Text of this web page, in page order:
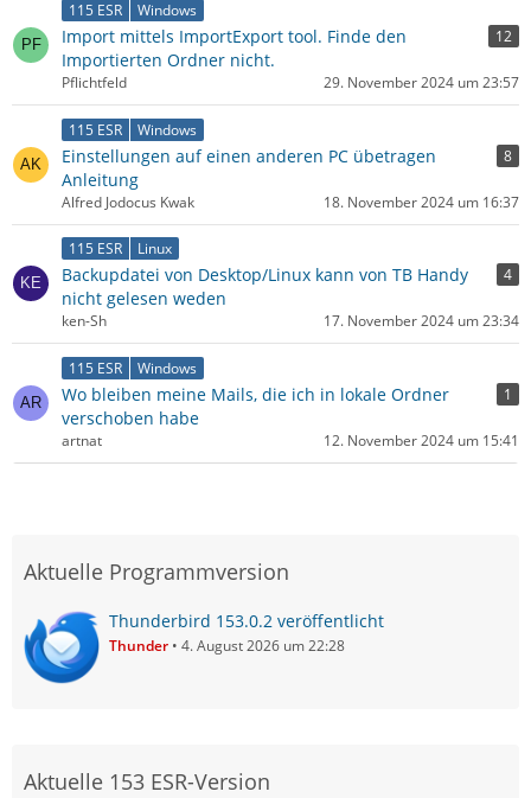
115 ESR Windows
Import mittels ImportExport tool. Finde den
Importierten Ordner nicht.
12
Pflichtfeld 29. November 2024 um 23:57
115 ESR Windows
Einstellungen auf einen anderen PC übetragen
Anleitung
8
Alfred Jodocus Kwak 18. November 2024 um 16:37
115 ESR Linux
Backupdatei von Desktop/Linux kann von TB Handy
nicht gelesen weden
4
ken-Sh 17. November 2024 um 23:34
115 ESR Windows
Wo bleiben meine Mails, die ich in lokale Ordner
verschoben habe
1
artnat 12. November 2024 um 15:41
Aktuelle Programmversion
Thunderbird 153.0.2 veröffentlicht
Thunder 4. August 2026 um 22:28
Aktuelle 153 ESR-Version